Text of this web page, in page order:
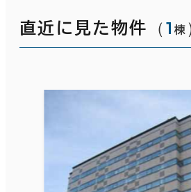
直近に見た物件 （1 棟